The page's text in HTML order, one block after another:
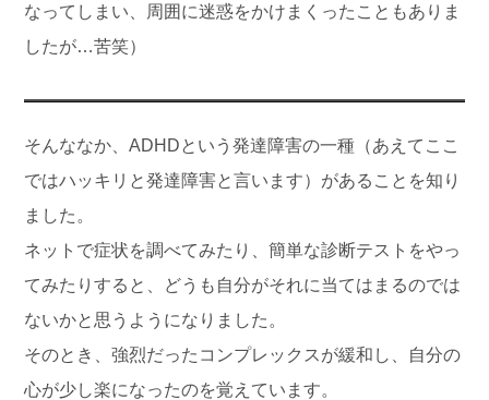
なってしまい、周囲に迷惑をかけまくったこともありま
したが…苦笑）
そんななか、ADHDという発達障害の一種（あえてここ
ではハッキリと発達障害と言います）があることを知り
ました。
ネットで症状を調べてみたり、簡単な診断テストをやっ
てみたりすると、どうも自分がそれに当てはまるのでは
ないかと思うようになりました。
そのとき、強烈だったコンプレックスが緩和し、自分の
心が少し楽になったのを覚えています。